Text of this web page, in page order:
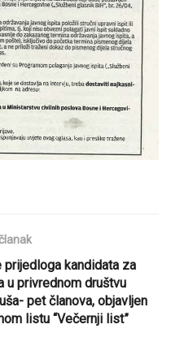
kandidata za
u privrednom društvu
pet članova, objavljen
listu “Večernji list”